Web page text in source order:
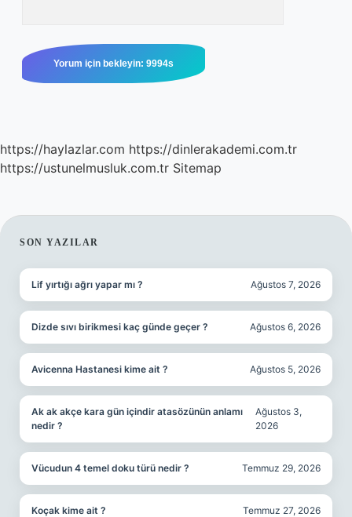
https://haylazlar.com https://dinlerakademi.com.tr
https://ustunelmusluk.com.tr Sitemap
SIDEBAR
SON YAZILAR
Lif yırtığı ağrı yapar mı ? Ağustos 7, 2026
Dizde sıvı birikmesi kaç günde geçer ? Ağustos 6, 2026
Avicenna Hastanesi kime ait ? Ağustos 5, 2026
Ak ak akçe kara gün içindir atasözünün anlamı
nedir ?
Ağustos 3,
2026
Vücudun 4 temel doku türü nedir ? Temmuz 29, 2026
Koçak kime ait ? Temmuz 27, 2026